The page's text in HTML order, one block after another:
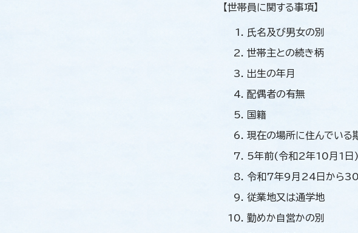
【世帯員に関する事項】
氏名及び男女の別
世帯主との続き柄
出生の年月
配偶者の有無
国籍
現在の場所に住んでいる
5年前(令和2年10月1日)
令和7年9月24日から30
従業地又は通学地
勤めか自営かの別